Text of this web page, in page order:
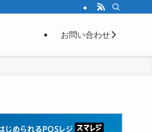
お問い合わせ